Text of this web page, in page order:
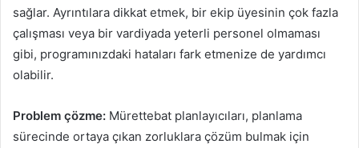
sağlar. Ayrıntılara dikkat etmek, bir ekip üyesinin çok fazla
çalışması veya bir vardiyada yeterli personel olmaması
gibi, programınızdaki hataları fark etmenize de yardımcı
olabilir.
Problem çözme: Mürettebat planlayıcıları, planlama
sürecinde ortaya çıkan zorluklara çözüm bulmak için